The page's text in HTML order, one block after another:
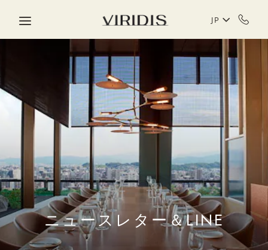
JP
ニュースレター＆LINE